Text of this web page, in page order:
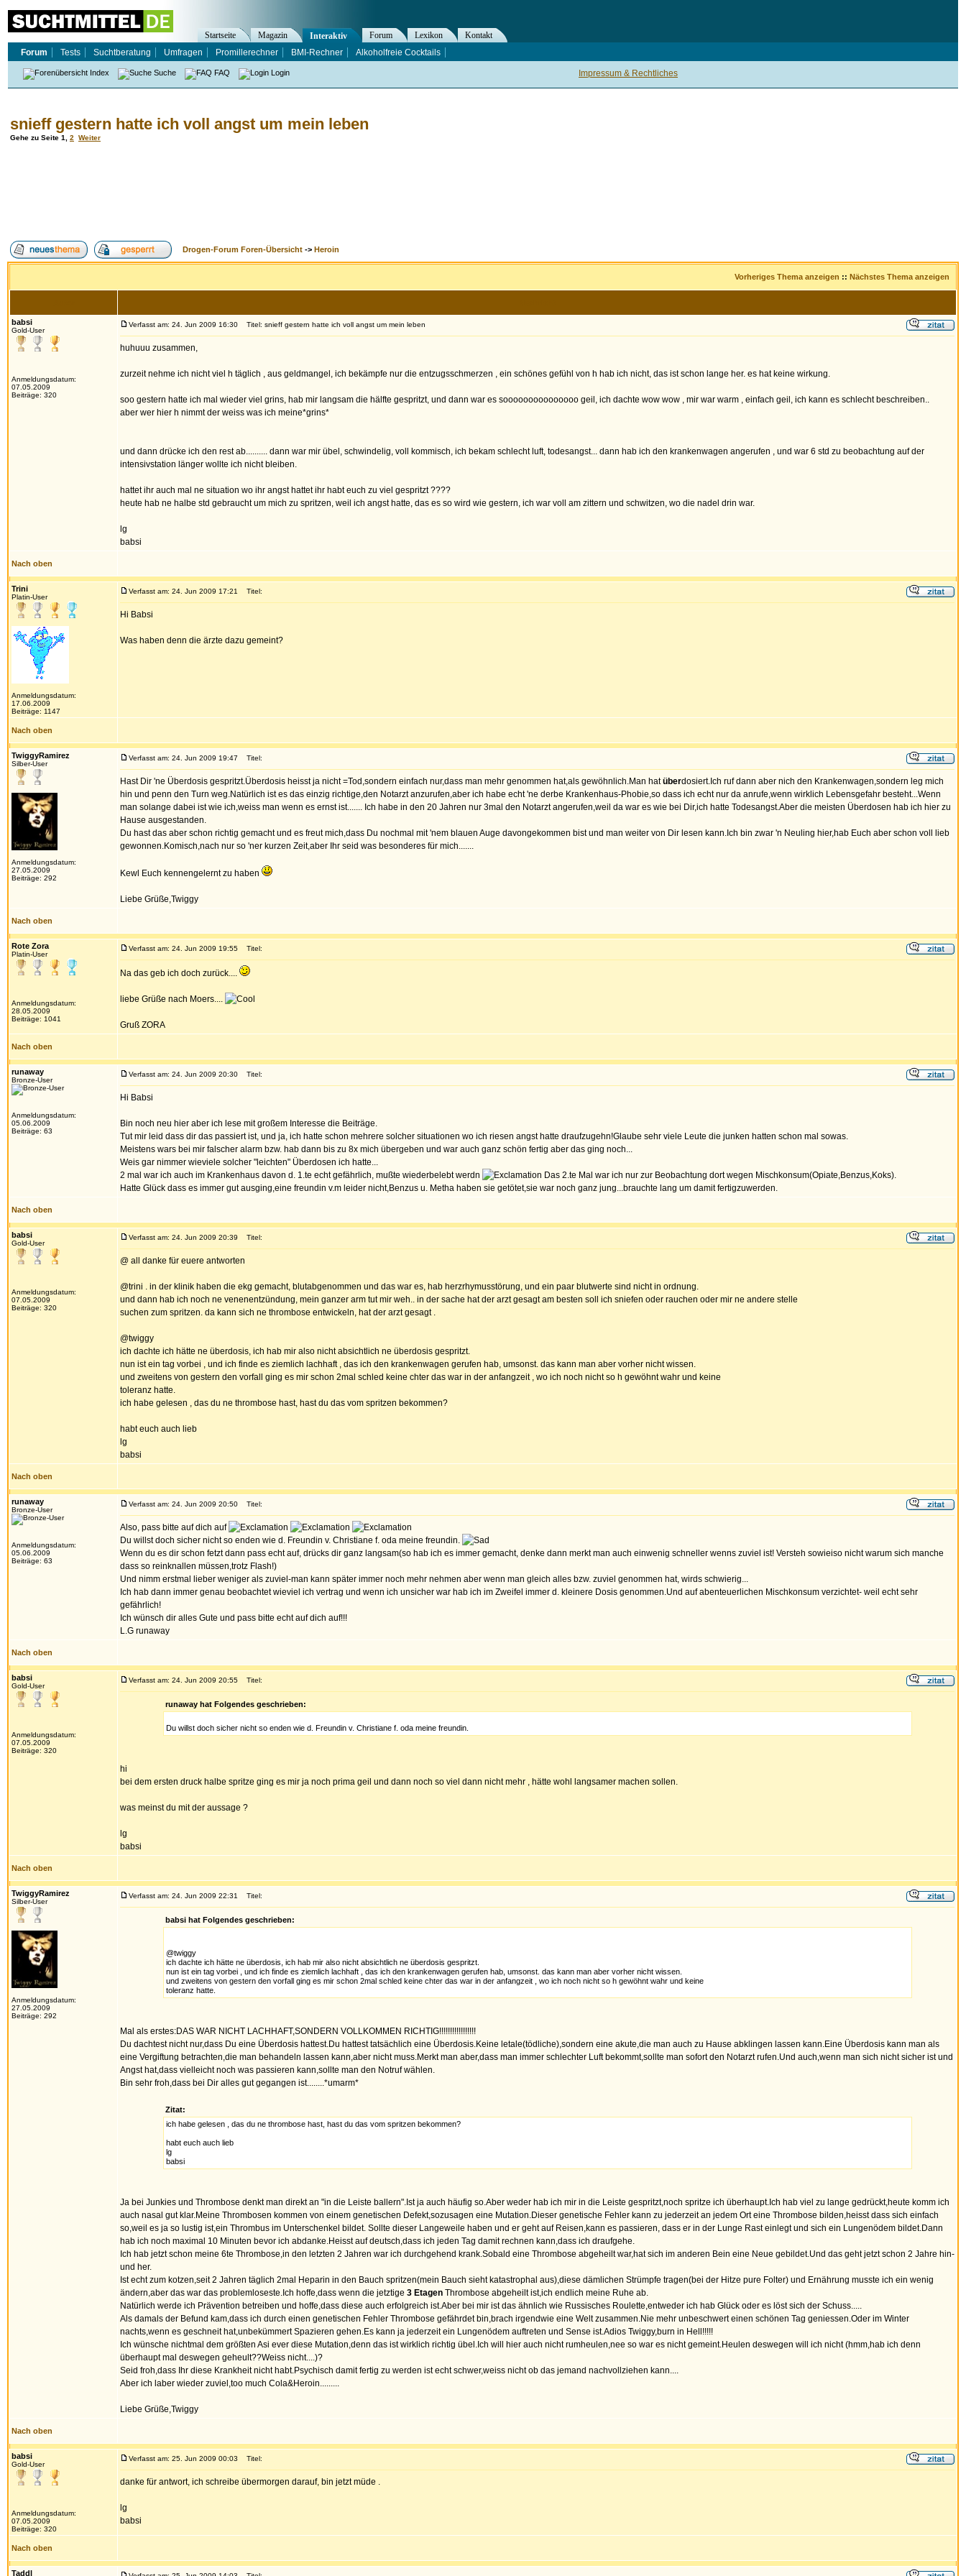
snieff gestern hatte ich voll angst um mein leben
Gehe zu Seite 1 2 Weiter
Drogen-Forum Foren-Übersicht -> Heroin
Vorheriges Thema anzeigen :: Nächstes Thema anzeigen
babsi
Gold-User
Anmeldungsdatum:
07.05.2009
Beiträge: 320
Verfasst am: 24. Jun 2009 16:30 Titel: snieff gestern hatte ich voll angst um mein leben
huhuuu zusammen,
zurzeit nehme ich nicht viel h täglich , aus geldmangel, ich bekämpfe nur die entzugsschmerzen , ein schönes gefühl von h hab ich nicht, das ist schon lange her. es hat keine wirkung.
soo gestern hatte ich mal wieder viel grins, hab mir langsam die hälfte gespritzt, und dann war es sooooooooooooooo geil, ich dachte wow wow , mir war warm , einfach geil, ich kann es schlecht beschreiben..
aber wer hier h nimmt der weiss was ich meine*grins*
und dann drücke ich den rest ab.......... dann war mir übel, schwindelig, voll kommisch, ich bekam schlecht luft, todesangst... dann hab ich den krankenwagen angerufen , und war 6 std zu beobachtung auf der
intensivstation länger wollte ich nicht bleiben.
hattet ihr auch mal ne situation wo ihr angst hattet ihr habt euch zu viel gespritzt ????
heute hab ne halbe std gebraucht um mich zu spritzen, weil ich angst hatte, das es so wird wie gestern, ich war voll am zittern und schwitzen, wo die nadel drin war.
lg
babsi
Nach oben
Trini
Platin-User
Anmeldungsdatum:
17.06.2009
Beiträge: 1147
Verfasst am: 24. Jun 2009 17:21 Titel:
Hi Babsi
Was haben denn die ärzte dazu gemeint?
Nach oben
TwiggyRamirez
Silber-User
Anmeldungsdatum:
27.05.2009
Beiträge: 292
Verfasst am: 24. Jun 2009 19:47 Titel:
Hast Dir 'ne Überdosis gespritzt.Überdosis heisst ja nicht =Tod,sondern einfach nur,dass man mehr genommen hat,als gewöhnlich.Man hatüberdosiert.Ich ruf dann aber nich den Krankenwagen,sondern leg mich
hin und penn den Turn weg.Natürlich ist es das einzig richtige,den Notarzt anzurufen,aber ich habe echt 'ne derbe Krankenhaus-Phobie,so dass ich echt nur da anrufe,wenn wirklich Lebensgefahr besteht...Wenn
man solange dabei ist wie ich,weiss man wenn es ernst ist....... Ich habe in den 20 Jahren nur 3mal den Notarzt angerufen,weil da war es wie bei Dir,ich hatte Todesangst.Aber die meisten Überdosen hab ich hier zu
Hause ausgestanden.
Du hast das aber schon richtig gemacht und es freut mich,dass Du nochmal mit 'nem blauen Auge davongekommen bist und man weiter von Dir lesen kann.Ich bin zwar 'n Neuling hier,hab Euch aber schon voll lieb
gewonnen.Komisch,nach nur so 'ner kurzen Zeit,aber Ihr seid was besonderes für mich.......
Kewl Euch kennengelernt zu haben
Liebe Grüße,Twiggy
Nach oben
Rote Zora
Platin-User
Anmeldungsdatum:
28.05.2009
Beiträge: 1041
Verfasst am: 24. Jun 2009 19:55 Titel:
Na das geb ich doch zurück....
liebe Grüße nach Moers....
Gruß ZORA
Nach oben
runaway
Bronze-User
Anmeldungsdatum:
05.06.2009
Beiträge: 63
Verfasst am: 24. Jun 2009 20:30 Titel:
Hi Babsi
Bin noch neu hier aber ich lese mit großem Interesse die Beiträge.
Tut mir leid dass dir das passiert ist, und ja, ich hatte schon mehrere solcher situationen wo ich riesen angst hatte draufzugehn!Glaube sehr viele Leute die junken hatten schon mal sowas.
Meistens wars bei mir falscher alarm bzw. hab dann bis zu 8x mich übergeben und war auch ganz schön fertig aber das ging noch...
Weis gar nimmer wieviele solcher "leichten" Überdosen ich hatte...
2 mal war ich auch im Krankenhaus davon d. 1.te echt gefährlich, mußte wiederbelebt werdn
Das 2.te Mal war ich nur zur Beobachtung dort wegen Mischkonsum(Opiate,Benzus,Koks).
Hatte Glück dass es immer gut ausging,eine freundin v.m leider nicht,Benzus u. Metha haben sie getötet,sie war noch ganz jung...brauchte lang um damit fertigzuwerden.
Nach oben
babsi
Gold-User
Anmeldungsdatum:
07.05.2009
Beiträge: 320
Verfasst am: 24. Jun 2009 20:39 Titel:
@ all danke für euere antworten
@trini . in der klinik haben die ekg gemacht, blutabgenommen und das war es, hab herzrhymusstörung, und ein paar blutwerte sind nicht in ordnung.
und dann hab ich noch ne venenentzündung, mein ganzer arm tut mir weh.. in der sache hat der arzt gesagt am besten soll ich sniefen oder rauchen oder mir ne andere stelle
suchen zum spritzen. da kann sich ne thrombose entwickeln, hat der arzt gesagt .
@twiggy
ich dachte ich hätte ne überdosis, ich hab mir also nicht absichtlich ne überdosis gespritzt.
nun ist ein tag vorbei , und ich finde es ziemlich lachhaft , das ich den krankenwagen gerufen hab, umsonst. das kann man aber vorher nicht wissen.
und zweitens von gestern den vorfall ging es mir schon 2mal schled keine chter das war in der anfangzeit , wo ich noch nicht so h gewöhnt wahr und keine
toleranz hatte.
ich habe gelesen , das du ne thrombose hast, hast du das vom spritzen bekommen?
habt euch auch lieb
lg
babsi
Nach oben
runaway
Bronze-User
Anmeldungsdatum:
05.06.2009
Beiträge: 63
Verfasst am: 24. Jun 2009 20:50 Titel:
Also, pass bitte auf dich auf
Du willst doch sicher nicht so enden wie d. Freundin v. Christiane f. oda meine freundin.
Wenn du es dir schon fetzt dann pass echt auf, drücks dir ganz langsam(so hab ich es immer gemacht, denke dann merkt man auch einwenig schneller wenns zuviel ist! Versteh sowieiso nicht warum sich manche
dass so reinknallen müssen,trotz Flash!)
Und nimm erstmal lieber weniger als zuviel-man kann später immer noch mehr nehmen aber wenn man gleich alles bzw. zuviel genommen hat, wirds schwierig...
Ich hab dann immer genau beobachtet wieviel ich vertrag und wenn ich unsicher war hab ich im Zweifel immer d. kleinere Dosis genommen.Und auf abenteuerlichen Mischkonsum verzichtet- weil echt sehr
gefährlich!
Ich wünsch dir alles Gute und pass bitte echt auf dich auf!!!
L.G runaway
Nach oben
babsi
Gold-User
Anmeldungsdatum:
07.05.2009
Beiträge: 320
Verfasst am: 24. Jun 2009 20:55 Titel:
runaway hat Folgendes geschrieben:
Du willst doch sicher nicht so enden wie d. Freundin v. Christiane f. oda meine freundin.
hi
bei dem ersten druck halbe spritze ging es mir ja noch prima geil und dann noch so viel dann nicht mehr , hätte wohl langsamer machen sollen.
was meinst du mit der aussage ?
lg
babsi
Nach oben
TwiggyRamirez
Silber-User
Anmeldungsdatum:
27.05.2009
Beiträge: 292
Verfasst am: 24. Jun 2009 22:31 Titel:
babsi hat Folgendes geschrieben:
@twiggy
ich dachte ich hätte ne überdosis, ich hab mir also nicht absichtlich ne überdosis gespritzt.
nun ist ein tag vorbei , und ich finde es ziemlich lachhaft , das ich den krankenwagen gerufen hab, umsonst. das kann man aber vorher nicht wissen.
und zweitens von gestern den vorfall ging es mir schon 2mal schled keine chter das war in der anfangzeit , wo ich noch nicht so h gewöhnt wahr und keine
toleranz hatte.
Mal als erstes:DAS WAR NICHT LACHHAFT,SONDERN VOLLKOMMEN RICHTIG!!!!!!!!!!!!!!!!!
Du dachtest nicht nur,dass Du eine Überdosis hattest.Du hattest tatsächlich eine Überdosis.Keine letale(tödliche),sondern eine akute,die man auch zu Hause abklingen lassen kann.Eine Überdosis kann man als
eine Vergiftung betrachten,die man behandeln lassen kann,aber nicht muss.Merkt man aber,dass man immer schlechter Luft bekommt,sollte man sofort den Notarzt rufen.Und auch,wenn man sich nicht sicher ist und
Angst hat,dass vielleicht noch was passieren kann,sollte man den Notruf wählen.
Bin sehr froh,dass bei Dir alles gut gegangen ist........*umarm*
Zitat:
ich habe gelesen , das du ne thrombose hast, hast du das vom spritzen bekommen?
habt euch auch lieb
lg
babsi
Ja bei Junkies und Thrombose denkt man direkt an "in die Leiste ballern".Ist ja auch häufig so.Aber weder hab ich mir in die Leiste gespritzt,noch spritze ich überhaupt.Ich hab viel zu lange gedrückt,heute komm ich
auch nasal gut klar.Meine Thrombosen kommen von einem genetischen Defekt,sozusagen eine Mutation.Dieser genetische Fehler kann zu jederzeit an jedem Ort eine Thrombose bilden,heisst dass sich einfach
so,weil es ja so lustig ist,ein Thrombus im Unterschenkel bildet. Sollte dieser Langeweile haben und er geht auf Reisen,kann es passieren, dass er in der Lunge Rast einlegt und sich ein Lungenödem bildet.Dann
hab ich noch maximal 10 Minuten bevor ich abdanke.Heisst auf deutsch,dass ich jeden Tag damit rechnen kann,dass ich draufgehe.
Ich hab jetzt schon meine 6te Thrombose,in den letzten 2 Jahren war ich durchgehend krank.Sobald eine Thrombose abgeheilt war,hat sich im anderen Bein eine Neue gebildet.Und das geht jetzt schon 2 Jahre hin-
und her.
Ist echt zum kotzen,seit 2 Jahren täglich 2mal Heparin in den Bauch spritzen(mein Bauch sieht katastrophal aus),diese dämlichen Strümpfe tragen(bei der Hitze pure Folter) und Ernährung musste ich ein wenig
ändern,aber das war das problemloseste.Ich hoffe,dass wenn die jetztige 3 Etagen Thrombose abgeheilt ist,ich endlich meine Ruhe ab.
Natürlich werde ich Prävention betreiben und hoffe,dass diese auch erfolgreich ist.Aber bei mir ist das ähnlich wie Russisches Roulette,entweder ich hab Glück oder es löst sich der Schuss.....
Als damals der Befund kam,dass ich durch einen genetischen Fehler Thrombose gefährdet bin,brach irgendwie eine Welt zusammen.Nie mehr unbeschwert einen schönen Tag geniessen.Oder im Winter
nachts,wenn es geschneit hat,unbekümmert Spazieren gehen.Es kann ja jederzeit ein Lungenödem auftreten und Sense ist.Adios Twiggy,burn in Hell!!!!!
Ich wünsche nichtmal dem größten Asi ever diese Mutation,denn das ist wirklich richtig übel.Ich will hier auch nicht rumheulen,nee so war es nicht gemeint.Heulen deswegen will ich nicht (hmm,hab ich denn
überhaupt mal deswegen geheult??Weiss nicht....)?
Seid froh,dass Ihr diese Krankheit nicht habt.Psychisch damit fertig zu werden ist echt schwer,weiss nicht ob das jemand nachvollziehen kann....
Aber ich laber wieder zuviel,too much Cola&Heroin.........
Liebe Grüße,Twiggy
Nach oben
babsi
Gold-User
Anmeldungsdatum:
07.05.2009
Beiträge: 320
Verfasst am: 25. Jun 2009 00:03 Titel:
danke für antwort, ich schreibe übermorgen darauf, bin jetzt müde .
lg
babsi
Nach oben
Taddl
Impressum & Rechtliches
Startseite Magazin Interaktiv Forum Lexikon
Kontakt
Forum
Tests Suchtberatung Umfragen Promillerechner BMI-Rechner Alkoholfreie Cocktails
Index Suche FAQ Login